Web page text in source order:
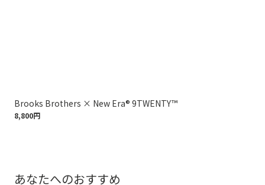
Brooks Brothers × New Era® 9TWENTY™
8,800円
あなたへのおすすめ